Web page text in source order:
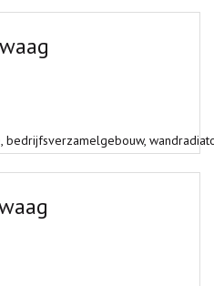
, bedrijfsverzamelgebouw,